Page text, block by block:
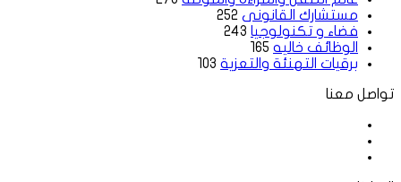
مستشارك القانونى 252
فضاء و تكنولوجيا 243
الوظائف خاليه 165
برقيات التهنئة والتعزية 103
تواصل معنا